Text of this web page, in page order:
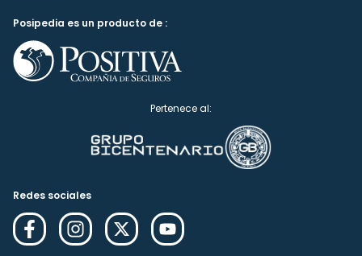
Posipedia es un producto de :
Pertenece al:
Redes sociales